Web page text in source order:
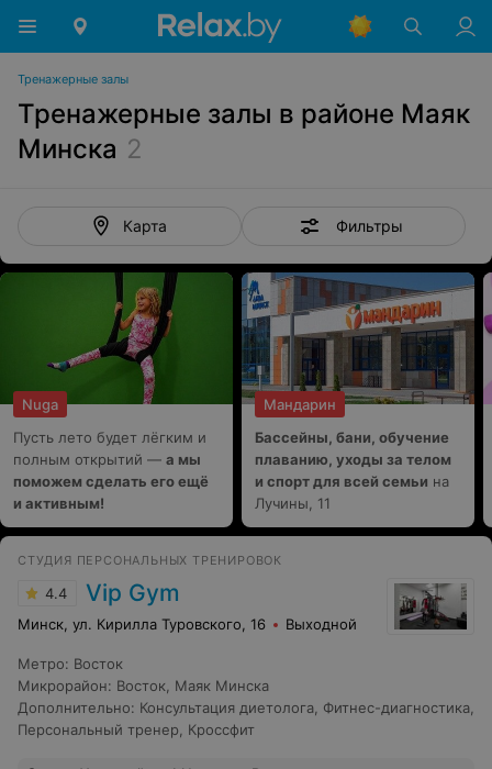
Тренажерные залы
Тренажерные залы в районе Маяк
Минска 2
Карта Фильтры
Nuga
Пусть лето будет лёгким и
полным открытий — а мы
поможем сделать его ещё
и активным!
Мандарин
Бассейны, бани, обучение
плаванию, уходы за телом
и спорт для всей семьи на
Лучины, 11
СТУДИЯ ПЕРСОНАЛЬНЫХ ТРЕНИРОВОК
4.4 Vip Gym
Минск, ул. Кирилла Туровского, 16 Выходной
Метро: Восток
Микрорайон: Восток Маяк Минска
Дополнительно: Консультация диетолога Фитнес-диагностика
Персональный тренер
Кроссфит